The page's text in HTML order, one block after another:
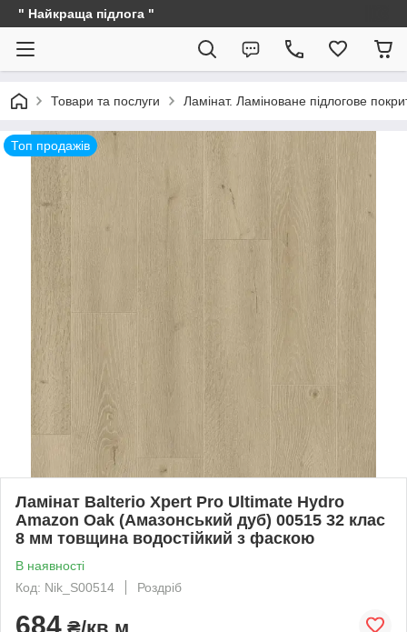
" Найкраща підлога "
Товари та послуги Ламінат. Ламіноване підлогове
Топ продажів
Ламінат Balterio Xpert Pro Ultimate Hydro
Amazon Oak (Амазонський дуб) 00515 32 клас
8 мм товщина водостійкий з фаскою
В наявності
Код: Nik_S00514
Роздріб
684